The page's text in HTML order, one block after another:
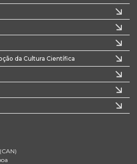
da Cultura Científica